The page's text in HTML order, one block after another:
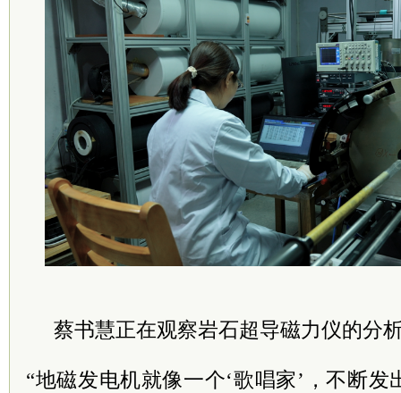
蔡书慧正在观察岩石超导磁力仪的分
“地磁发电机就像一个‘歌唱家’，不断